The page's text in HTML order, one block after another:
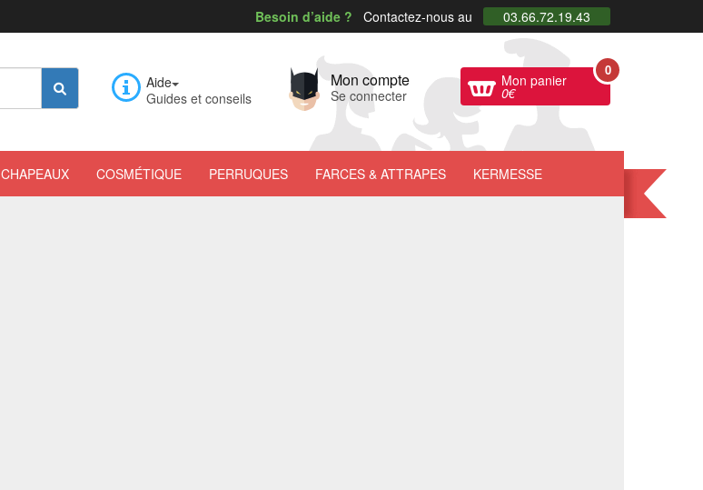
Besoin d’aide ? Contactez-nous au 03.66.72.19.43
Aide
Guides et conseils
Mon compte
Se connecter
Mon panier
0€
0
CHAPEAUX COSMÉTIQUE PERRUQUES FARCES & ATTRAPES KERMESSE